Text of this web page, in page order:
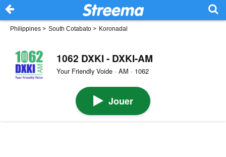
Philippines > South Cotabato > Koronadal
1062 DXKI - DXKI-AM
Your Friendly Voide · AM · 1062
Jouer